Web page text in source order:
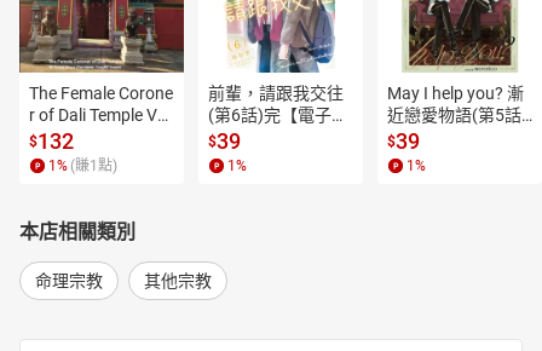
The Female Corone
r of Dali Temple Vo
l.6【有聲書】
$132
1 % (賺1 點)
前輩，請跟我交往
(第6話)完【電子
書】
$39
1 %
May I help you? 漸
近戀愛物語(第5話)
【電子書】
$39
1 %
本店相關類別
命理宗教 其他宗教